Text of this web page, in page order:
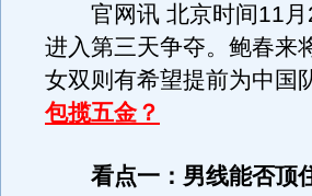
官网讯 北京时间11月
进入第三天争夺。鲍春来
女双则有希望提前为中国
包揽五金？
看点一：男线能否顶